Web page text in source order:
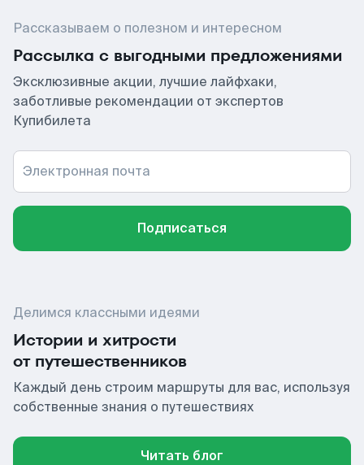
Рассказываем о полезном и интересном
Рассылка с выгодными предложениями
Эксклюзивные акции, лучшие лайфхаки,
заботливые рекомендации от экспертов
Купибилета
Электронная почта
Подписаться
Делимся классными идеями
Истории и хитрости
от путешественников
Каждый день строим маршруты для вас, используя
собственные знания о путешествиях
Читать блог